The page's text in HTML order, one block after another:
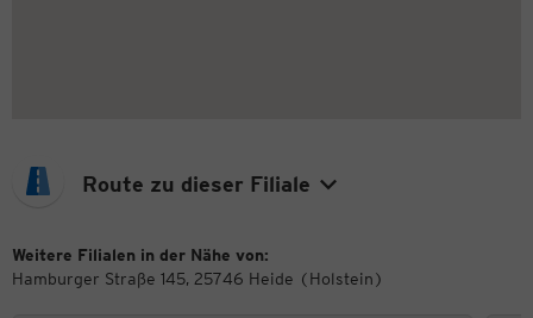
Route zu dieser Filiale
Weitere Filialen in der Nähe von:
Hamburger Straße 145, 25746 Heide (Holstein)